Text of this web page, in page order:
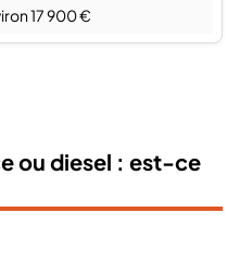
17 900 €
ou diesel : est-ce